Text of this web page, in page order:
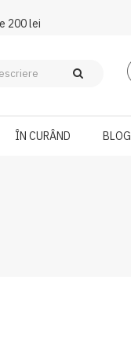
200 lei
ÎN CURÂND BLOG